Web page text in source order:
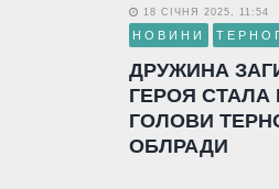
18 СІЧНЯ 2025, 11:54
НОВИНИ
ДРУЖИНА
ГЕРОЯ
ГОЛОВИ
ОБЛРАДИ